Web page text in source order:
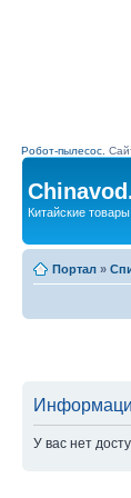
Робот-пылесос.
Китайские
Портал »
У вас нет